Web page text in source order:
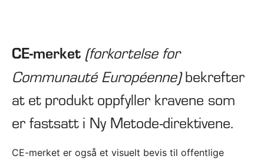
CE-merket (forkortelse for
Communauté Européenne)bekrefter
at et produkt oppfyller kravene som
er fastsatt i Ny Metode-direktivene.
CE-merket er også et visuelt bevis til offentlige